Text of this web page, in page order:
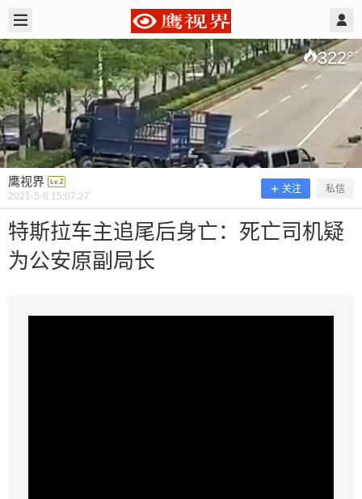
322°
鹰视界
2021-5-8 15:07:27
关注 私信
特斯拉车主追尾后身亡：死亡司机疑
为公安原副局长
鹰视界 @ 鹰视界 2021/5/08
特斯拉车主追尾后身亡：死亡司机疑为